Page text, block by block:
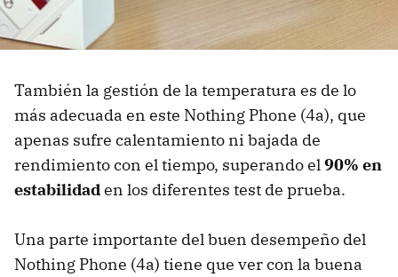
También la gestión de la temperatura es de lo
más adecuada en este Nothing Phone (4a), que
apenas sufre calentamiento ni bajada de
rendimiento con el tiempo, superando el90% en
estabilidaden los diferentes test de prueba.
Una parte importante del buen desempeño del
Nothing Phone (4a) tiene que ver con la buena